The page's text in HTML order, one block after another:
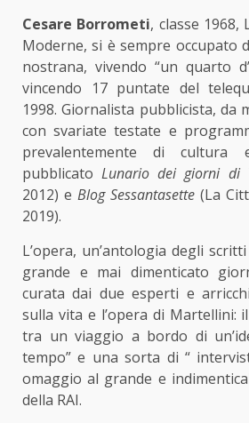
Cesare Borrometi, classe
Moderne, si è sempre occupato
nostrana, vivendo “un quarto
vincendo 17 puntate del
1998. Giornalista pubblicista, da
con svariate testate e
prevalentemente di cultura
pubblicatoLunario dei giorni di
2012) e Blog Sessantasette (La
2019).
L’opera, un’antologia degli
grande e mai dimenticato
curata dai due esperti e
sulla vita e l’opera di Martellini:
tra un viaggio a bordo di
tempo” e una sorta di “
omaggio al grande e
della RAI.